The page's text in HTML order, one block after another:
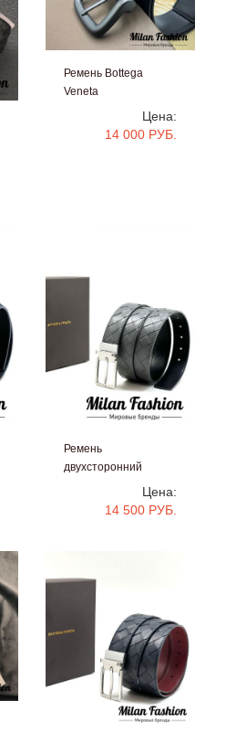
Ремень Bottega
Veneta
Цена:
14 000 РУБ.
Ремень
двухсторонний
Цена:
14 500 РУБ.